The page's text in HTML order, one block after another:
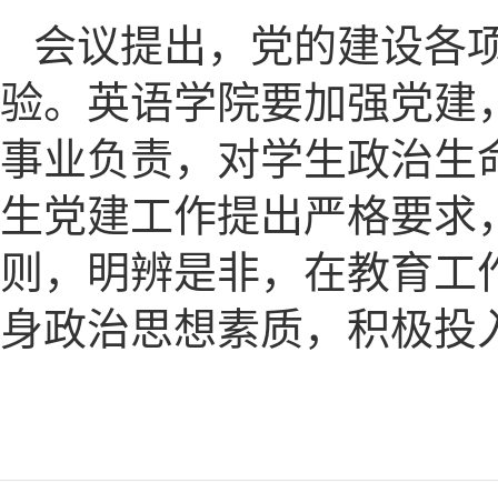
会议提出，党的建设各
验。英语学院要加强党建
事业负责，对学生政治生
生党建工作提出严格要
则，明辨是非，在教育
身政治思想素质，积极